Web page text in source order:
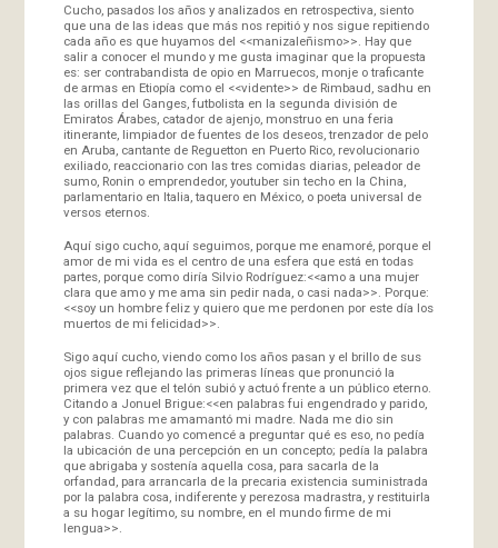
Cucho, pasados los años y analizados en retrospectiva, siento
que una de las ideas que más nos repitió y nos sigue repitiendo
cada año es que huyamos del <<manizaleñismo>>. Hay que
salir a conocer el mundo y me gusta imaginar que la propuesta
es: ser contrabandista de opio en Marruecos, monje o traficante
de armas en Etiopía como el <<vidente>> de Rimbaud, sadhu en
las orillas del Ganges, futbolista en la segunda división de
Emiratos Árabes, catador de ajenjo, monstruo en una feria
itinerante, limpiador de fuentes de los deseos, trenzador de pelo
en Aruba, cantante de Reguetton en Puerto Rico, revolucionario
exiliado, reaccionario con las tres comidas diarias, peleador de
sumo, Ronin o emprendedor, youtuber sin techo en la China,
parlamentario en Italia, taquero en México, o poeta universal de
versos eternos.
Aquí sigo cucho, aquí seguimos, porque me enamoré, porque el
amor de mi vida es el centro de una esfera que está en todas
partes, porque como diría Silvio Rodríguez:<<amo a una mujer
clara que amo y me ama sin pedir nada, o casi nada>>. Porque:
<<soy un hombre feliz y quiero que me perdonen por este día los
muertos de mi felicidad>>.
Sigo aquí cucho, viendo como los años pasan y el brillo de sus
ojos sigue reflejando las primeras líneas que pronunció la
primera vez que el telón subió y actuó frente a un público eterno.
Citando a Jonuel Brigue:<<en palabras fui engendrado y parido,
y con palabras me amamantó mi madre. Nada me dio sin
palabras. Cuando yo comencé a preguntar qué es eso, no pedía
la ubicación de una percepción en un concepto; pedía la palabra
que abrigaba y sostenía aquella cosa, para sacarla de la
orfandad, para arrancarla de la precaria existencia suministrada
por la palabra cosa, indiferente y perezosa madrastra, y restituirla
a su hogar legítimo, su nombre, en el mundo firme de mi
lengua>>.